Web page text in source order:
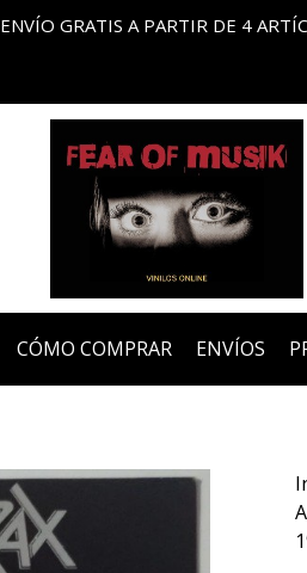
ENVÍO GRATIS A PARTIR DE 4
CÓMO COMPRAR ENVÍOS